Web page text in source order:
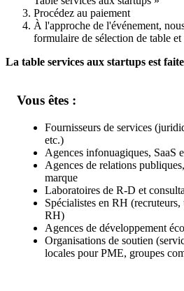
Procédez au paiement
À l'approche de l'événement,
formulaire de sélection de table et
La table services aux startups est
Vous êtes :
Fournisseurs de services
etc.)
Agences infonuagiques, SaaS
Agences de relations
marque
Laboratoires de R-D et
Spécialistes en RH
RH)
Agences de développement
Organisations de soutien
locales pour PME, groupes